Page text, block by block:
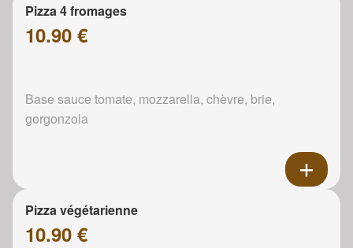
Pizza 4 fromages
10.90 €
Base sauce tomate, mozzarella, chèvre, brie,
gorgonzola
Pizza végétarienne
10.90 €